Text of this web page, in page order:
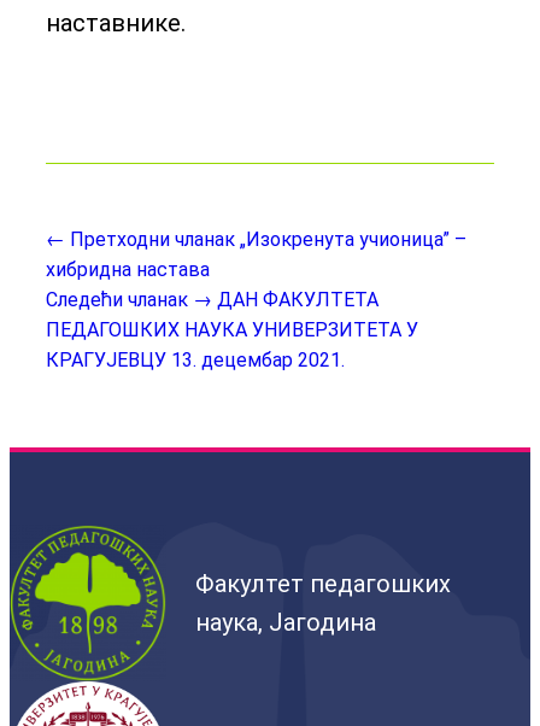
наставнике.
← Претходни чланак „Изокренута учионица” –
хибридна настава
Следећи чланак → ДАН ФАКУЛТЕТА
ПЕДАГОШКИХ НАУКА УНИВЕРЗИТЕТА У
КРАГУЈЕВЦУ 13. децембар 2021.
Факултет педагошких
наука, Јагодина